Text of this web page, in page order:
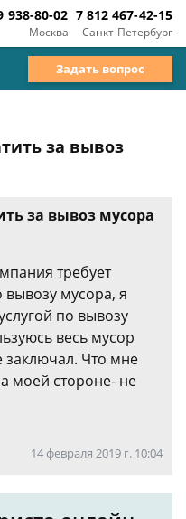
Москва
938-80-02
Санкт-Петербург
7 812 467-42-15
Задать вопрос
за вывоз
за вывоз мусора
требует
вывозу мусора, я
по вывозу
весь мусор
заключал. Что мне
моей стороне- не
14 февраля 2019 г. 10:04